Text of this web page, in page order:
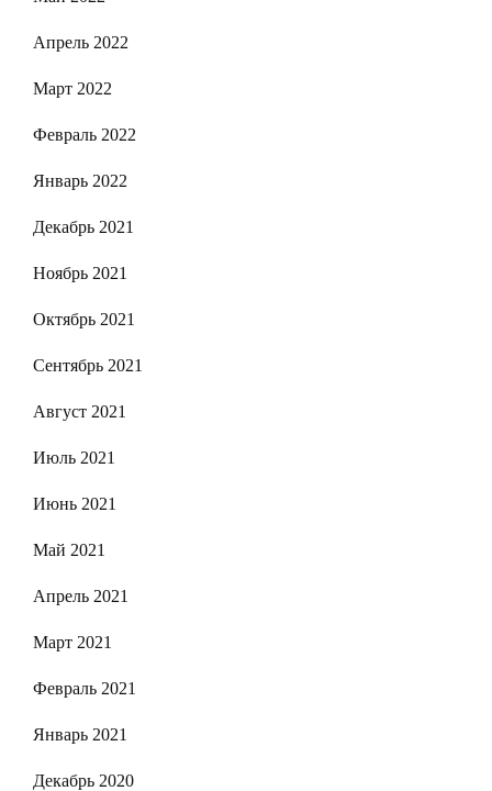
Апрель 2022
Март 2022
Февраль 2022
Январь 2022
Декабрь 2021
Ноябрь 2021
Октябрь 2021
Сентябрь 2021
Август 2021
Июль 2021
Июнь 2021
Май 2021
Апрель 2021
Март 2021
Февраль 2021
Январь 2021
Декабрь 2020